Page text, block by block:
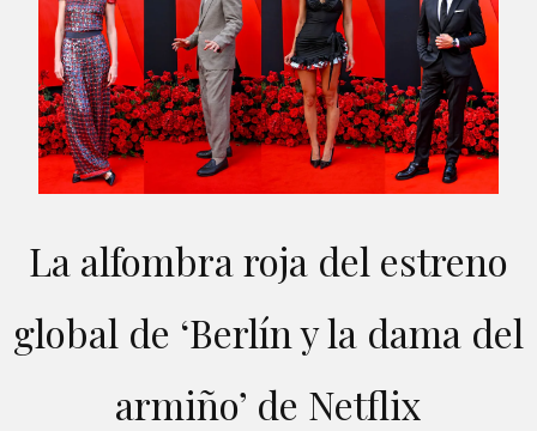
La alfombra roja del estreno
global de ‘Berlín y la dama del
armiño’ de Netflix